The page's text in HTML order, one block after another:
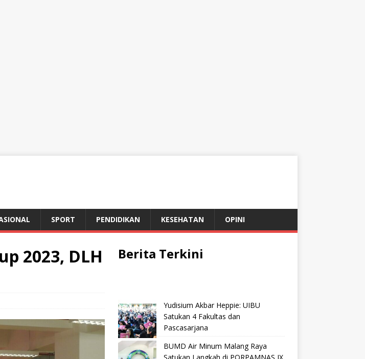
SPORT PENDIDIKAN KESEHATAN OPINI
2023, DLH
Berita Terkini
Yudisium Akbar Heppie: UIBU
Satukan 4 Fakultas dan
Pascasarjana
BUMD Air Minum Malang Raya